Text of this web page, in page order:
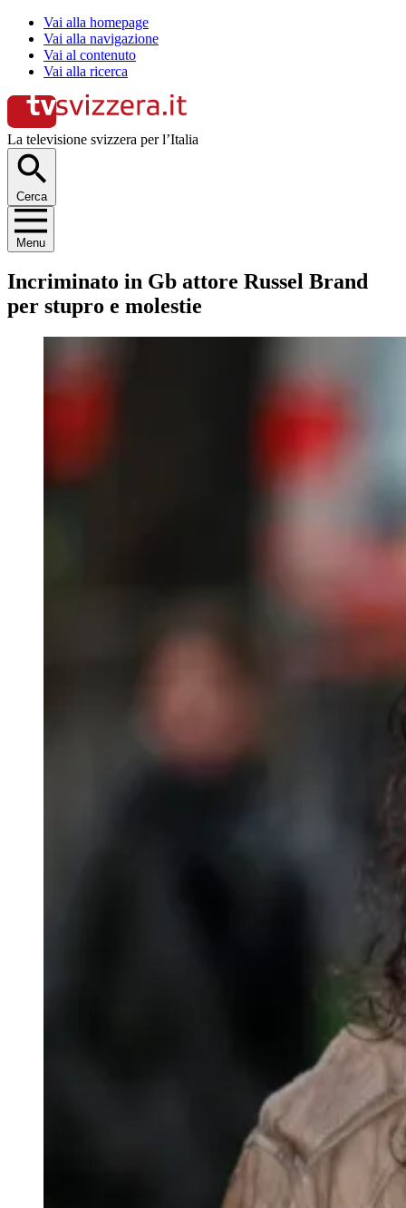
Vai alla homepage
Vai alla navigazione
Vai al contenuto
Vai alla ricerca
La televisione svizzera per l’Italia
Cerca
Menu
Incriminato in Gb attore Russel Brand
per stupro e molestie